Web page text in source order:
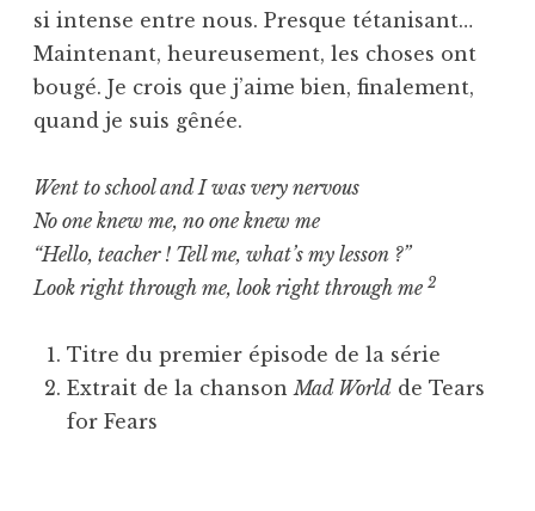
si intense entre nous. Presque tétanisant…
Maintenant, heureusement, les choses ont
bougé. Je crois que j’aime bien, finalement,
quand je suis gênée.
Went to school and I was very nervous
No one knew me, no one knew me
“Hello, teacher ! Tell me, what’s my lesson ?”
Look right through me, look right through me 2
Titre du premier épisode de la série
Extrait de la chanson Mad World de Tears
for Fears